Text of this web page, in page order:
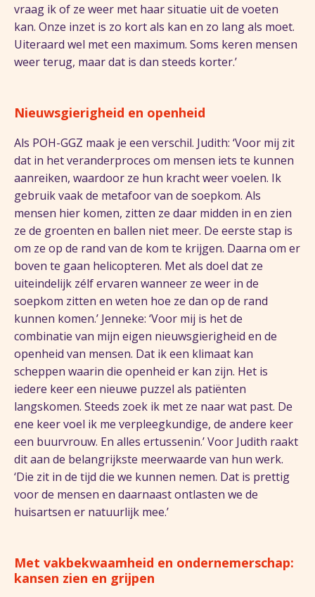
vraag ik of ze weer met haar situatie uit de voeten
kan. Onze inzet is zo kort als kan en zo lang als moet.
Uiteraard wel met een maximum. Soms keren mensen
weer terug, maar dat is dan steeds korter.’
Nieuwsgierigheid en openheid
Als POH-GGZ maak je een verschil. Judith: ‘Voor mij zit
dat in het veranderproces om mensen iets te kunnen
aanreiken, waardoor ze hun kracht weer voelen. Ik
gebruik vaak de metafoor van de soepkom. Als
mensen hier komen, zitten ze daar midden in en zien
ze de groenten en ballen niet meer. De eerste stap is
om ze op de rand van de kom te krijgen. Daarna om er
boven te gaan helicopteren. Met als doel dat ze
uiteindelijk zélf ervaren wanneer ze weer in de
soepkom zitten en weten hoe ze dan op de rand
kunnen komen.’ Jenneke: ‘Voor mij is het de
combinatie van mijn eigen nieuwsgierigheid en de
openheid van mensen. Dat ik een klimaat kan
scheppen waarin die openheid er kan zijn. Het is
iedere keer een nieuwe puzzel als patiënten
langskomen. Steeds zoek ik met ze naar wat past. De
ene keer voel ik me verpleegkundige, de andere keer
een buurvrouw. En alles ertussenin.’ Voor Judith raakt
dit aan de belangrijkste meerwaarde van hun werk.
‘Die zit in de tijd die we kunnen nemen. Dat is prettig
voor de mensen en daarnaast ontlasten we de
huisartsen er natuurlijk mee.’
Met vakbekwaamheid en ondernemerschap:
kansen zien en grijpen